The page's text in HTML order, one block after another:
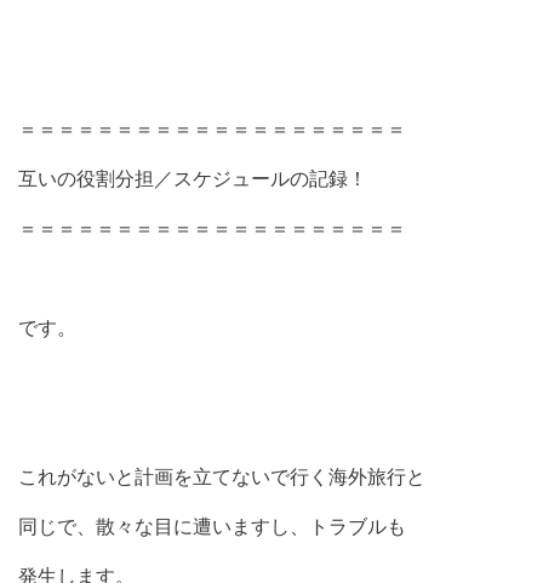
＝＝＝＝＝＝＝＝＝＝＝＝＝＝＝＝＝＝＝＝
互いの役割分担／スケジュールの記録！
＝＝＝＝＝＝＝＝＝＝＝＝＝＝＝＝＝＝＝＝
です。
これがないと計画を立てないで行く海外旅行と
同じで、散々な目に遭いますし、トラブルも
発生します。